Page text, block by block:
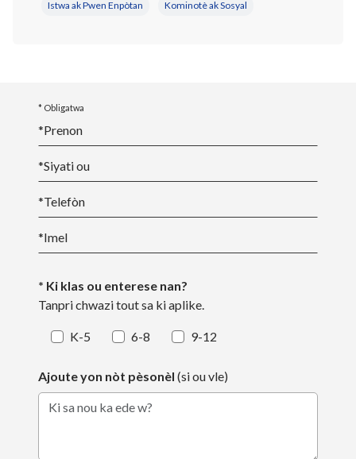
Istwa ak Pwen Enpòtan Kominotè ak Sosyal
* Obligatwa
*Prenon
*Siyati ou
*Telefòn
*Imel
* Ki klas ou enterese nan?
Tanpri chwazi tout sa ki aplike.
K-5 6-8 9-12
Ajoute yon nòt pèsonèl (si ou vle)
Ki sa nou ka ede w?